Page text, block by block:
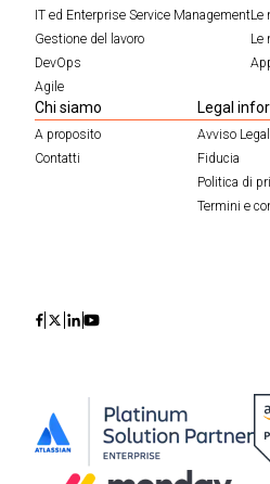
IT ed Enterprise Service Management
Gestione del lavoro
DevOps
Agile
Le
Le
Chi siamo
A proposito
Contatti
Legal
Avviso
Fiducia
Politica di
Termini e
IconIconIconIcon